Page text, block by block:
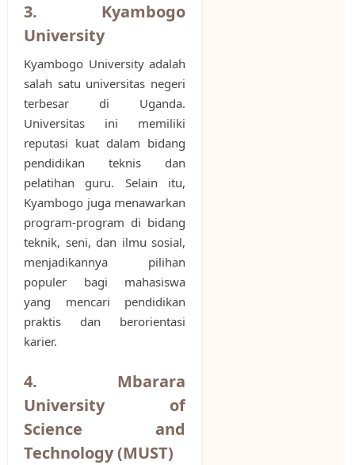
3. Kyambogo
University
Kyambogo University adalah
salah satu universitas negeri
terbesar di Uganda.
Universitas ini memiliki
reputasi kuat dalam bidang
pendidikan teknis dan
pelatihan guru. Selain itu,
Kyambogo juga menawarkan
program-program di bidang
teknik, seni, dan ilmu sosial,
menjadikannya pilihan
populer bagi mahasiswa
yang mencari pendidikan
praktis dan berorientasi
karier.
4. Mbarara
University of
Science and
Technology (MUST)